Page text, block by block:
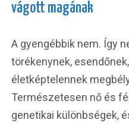
vágott magának
A gyengébbik nem. Így
törékenynek,
életképtelennek
Természetesen nő és
genetikai különbségek,